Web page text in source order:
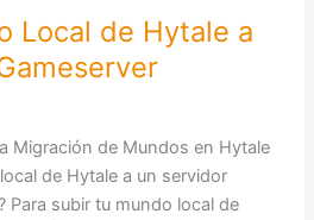
Local de Hytale a
Migración de Mundos en Hytale
de Hytale a un servidor
Para subir tu mundo local de